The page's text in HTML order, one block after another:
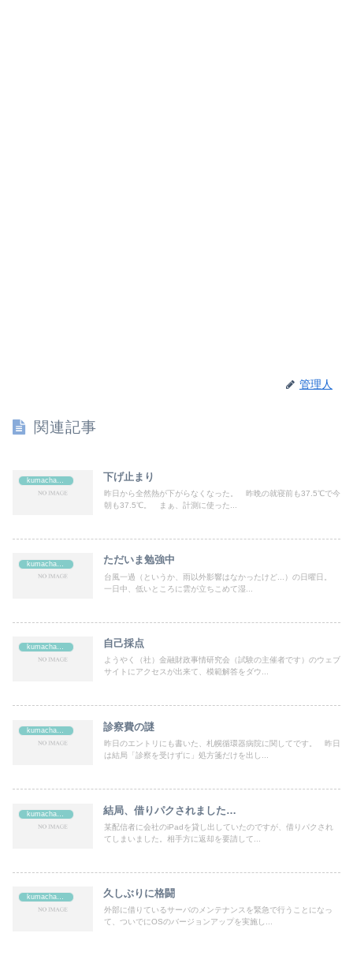
管理人
関連記事
下げ止まり
昨日から全然熱が下がらなくなった。 昨晩の就寝前も37.5℃で今
朝も37.5℃。 まぁ、計測に使った...
ただいま勉強中
台風一過（というか、雨以外影響はなかったけど...）の日曜日。
一日中、低いところに雲が立ちこめて湿...
kumachan's 自己採点
ようやく（社）金融財政事情研究会（試験の主催者です）のウェブ
サイトにアクセスが出来て、模範解答をダウ...
kumachan's 診察費の謎
昨日のエントリにも書いた、札幌循環器病院に関してです。 昨日
は結局「診察を受けずに」処方箋だけを出し...
結局、借りパクされました…
某配信者に会社のiPadを貸し出していたのですが、借りパクされ
てしまいました。相手方に返却を要請して...
kumachan's 久しぶりに格闘
外部に借りているサーバのメンテナンスを緊急で行うことになっ
て、ついでにOSのバージョンアップを実施し...